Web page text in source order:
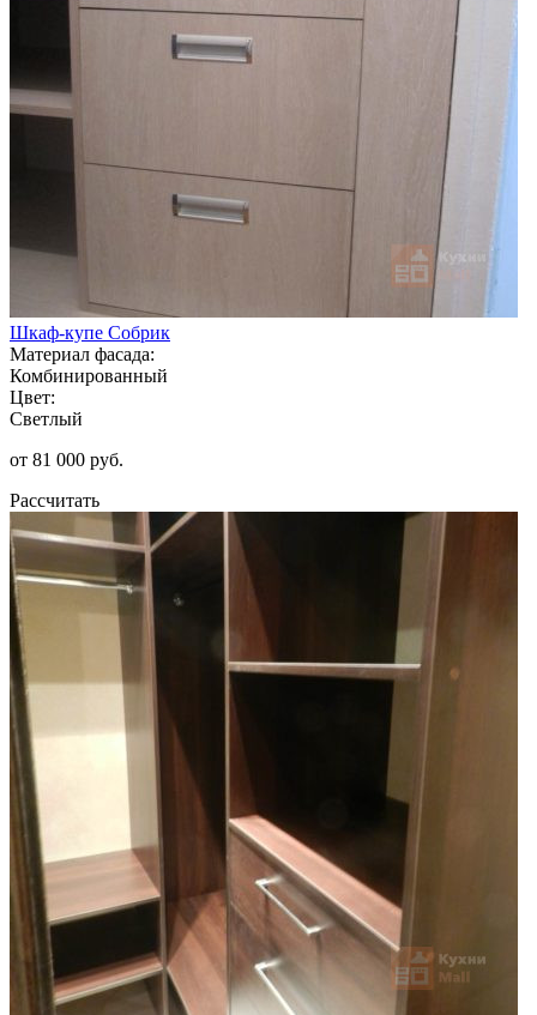
Шкаф-купе Собрик
Материал фасада:
Комбинированный
Цвет:
Светлый
от 81 000 руб.
Рассчитать